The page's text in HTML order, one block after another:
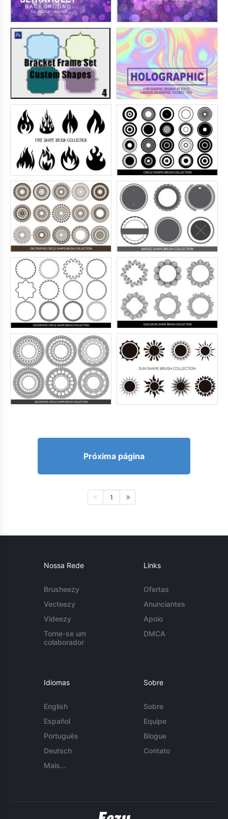
Próxima página
1
Nossa Rede
Brusheezy
Vecteezy
Videezy
Torne-se um
colaborador
Links
Ofertas
Anunciantes
Apoio
DMCA
Idiomas
English
Español
Português
Deutsch
Mais...
Sobre
Sobre
Equipe
Blogue
Contato